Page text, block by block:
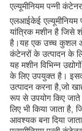
एल्यूमीनियम पन्नी
एलआईकेई एल्यूमीनियम
यांत्रिक मशीन है जिसे
है।यह एक उच्च कुशल और
कंटेनरों के उत्पादन के
यह मशीन विभिन्न
के लिए उपयुक्त है।
उत्पादन करना है,जो
रूप से उपयोग किए
लिए भी किया जाता
आवश्यक बना दिया